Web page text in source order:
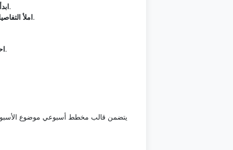
— حدد ما يجب أن يوضحه قالب مخطط أسبوعي قبل إدخال التفاصيل، ثم اربطه بـموضوع الأسبوع والنتيجة.
املأ— استخدم أهم ثلاث أولويات وجدول الأيام والمواعيد لتسجيل المعلومات المهمة بدون نسخ غير ضروري.
— أنه القالب بـتخطيط شخصي أو دراسي أو عملي حتى يبقى قالب مخطط أسبوعي قابلا للتنفيذ.
يتضمن قالب مخطط أسبوعي موضوع الأسبوع